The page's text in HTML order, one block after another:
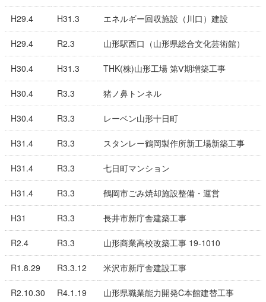
H29.4 H31.3 エネルギー回収施設（川口）建設
H29.4 R2.3 山形駅西口（山形県総合文化芸術館）
H30.4 H31.3 THK(株)山形工場 第Ⅴ期増築工事
H30.4 R3.3 猪ノ鼻トンネル
H30.4 R3.3 レーベン山形十日町
H31.4 R3.3 スタンレー鶴岡製作所新工場新築工事
H31.4 R3.3 七日町マンション
H31.4 R3.3 鶴岡市ごみ焼却施設整備・運営
H31 R3.3 長井市新庁舎建築工事
R2.4 R3.3 山形商業高校改築工事 19-1010
R1.8.29 R3.3.12 米沢市新庁舎建設工事
R2.10.30 R4.1.19 山形県職業能力開発C本館建替工事